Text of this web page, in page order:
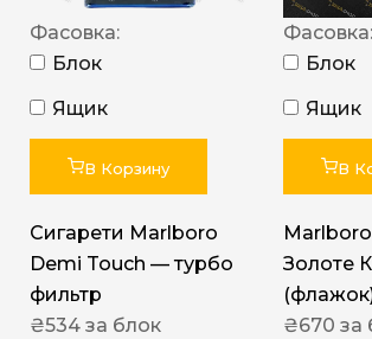
Фасовка:
Блок
Ящик
В Корзину
Сигарети Marlboro
Demi Touch — турбо
фильтр
₴534 за блок
Фасовка:
Блок
Ящик
В
Золоте
₴670 за